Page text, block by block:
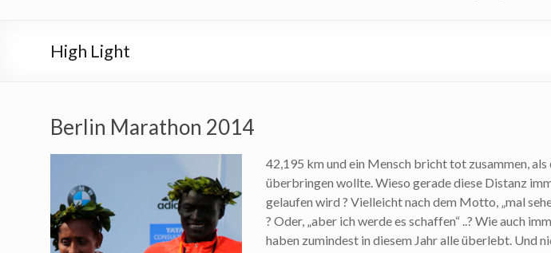
High Light
Berlin Marathon 2014
42,195 km und ein Mensch bricht tot zusammen,
überbringen wollte. Wieso gerade diese Distanz
gelaufen wird ? Vielleicht nach dem Motto, „mal
? Oder, „aber ich werde es schaffen“ ..? Wie auch
haben zumindest in diesem Jahr alle überlebt. Und